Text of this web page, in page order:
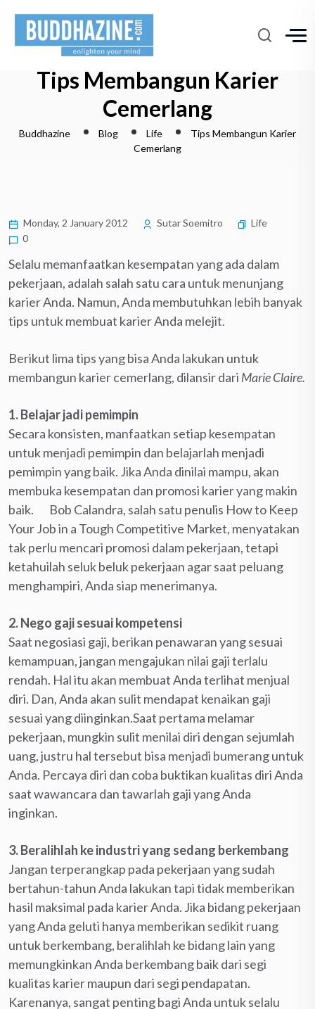
Tips Membangun Karier
Cemerlang
Buddhazine Blog Life
Tips Membangun Karier
Cemerlang
Monday, 2 January 2012 Sutar Soemitro
Life
0
Selalu memanfaatkan kesempatan yang ada dalam
pekerjaan, adalah salah satu cara untuk menunjang
karier Anda. Namun, Anda membutuhkan lebih banyak
tips untuk membuat karier Anda melejit.
Berikut lima tips yang bisa Anda lakukan untuk
membangun karier cemerlang, dilansir dari Marie Claire.
1. Belajar jadi pemimpin
Secara konsisten, manfaatkan setiap kesempatan
untuk menjadi pemimpin dan belajarlah menjadi
pemimpin yang baik. Jika Anda dinilai mampu, akan
membuka kesempatan dan promosi karier yang makin
baik. Bob Calandra, salah satu penulis How to Keep
Your Job in a Tough Competitive Market, menyatakan
tak perlu mencari promosi dalam pekerjaan, tetapi
ketahuilah seluk beluk pekerjaan agar saat peluang
menghampiri, Anda siap menerimanya.
2.Nego gaji sesuai kompetensi
Saat negosiasi gaji, berikan penawaran yang sesuai
kemampuan, jangan mengajukan nilai gaji terlalu
rendah. Hal itu akan membuat Anda terlihat menjual
diri. Dan, Anda akan sulit mendapat kenaikan gaji
sesuai yang diinginkan.Saat pertama melamar
pekerjaan, mungkin sulit menilai diri dengan sejumlah
uang, justru hal tersebut bisa menjadi bumerang untuk
Anda. Percaya diri dan coba buktikan kualitas diri Anda
saat wawancara dan tawarlah gaji yang Anda
inginkan.
3.Beralihlah ke industri yang sedang berkembang
Jangan terperangkap pada pekerjaan yang sudah
bertahun-tahun Anda lakukan tapi tidak memberikan
hasil maksimal pada karier Anda. Jika bidang pekerjaan
yang Anda geluti hanya memberikan sedikit ruang
untuk berkembang, beralihlah ke bidang lain yang
memungkinkan Anda berkembang baik dari segi
kualitas karier maupun dari segi pendapatan.
Karenanya, sangat penting bagi Anda untuk selalu